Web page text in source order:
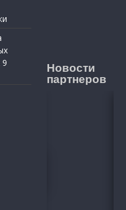
Новости
партнеров